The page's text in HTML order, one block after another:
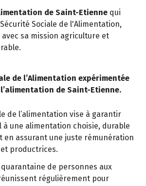
de Saint-Etienne qui
Sociale de l'Alimentation,
avec sa mission agriculture et
de l’Alimentation expérimentée
de Saint-Etienne.
de l’alimentation vise à garantir
à une alimentation choisie, durable
en assurant une juste rémunération
productrices.
quarantaine de personnes aux
régulièrement pour